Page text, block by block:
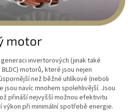
motor
invertorových (jinak také
motorů, které jsou nejen
než běžné uhlíkové (neboli
jsou navíc mnohem spolehlivější. Jsou
přináší nejvyšší možnou efektivitu
výkon při minimální spotřebě energie.